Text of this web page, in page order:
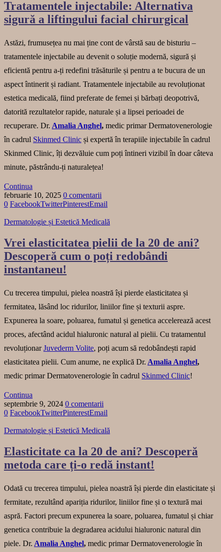
Tratamentele injectabile: Alternativa
sigură a liftingului facial chirurgical
Astăzi, frumusețea nu mai ține cont de vârstă sau de bisturiu –
tratamentele injectabile au devenit o soluție modernă, sigură și
eficientă pentru a-ți redefini trăsăturile și pentru a te bucura de un
aspect întinerit și radiant. Tratamentele injectabile au revoluționat
estetica medicală, fiind preferate de femei și bărbați deopotrivă,
datorită rezultatelor rapide, naturale și a lipsei perioadei de
recuperare. Dr. Amalia Anghel, medic primar Dermatovenerologie
în cadrul Skinmed Clinic și expertă în terapiile injectabile în cadrul
Skinmed Clinic, îți dezvăluie cum poți întineri vizibil în doar câteva
minute, păstrându-ți naturalețea!
Continua
februarie 10, 2025 0 comentarii
0 FacebookTwitterPinterestEmail
Dermatologie și Estetică Medicală
Vrei elasticitatea pielii de la 20 de ani?
Descoperă cum o poți redobândi
instantaneu!
Cu trecerea timpului, pielea noastră își pierde elasticitatea și
fermitatea, lăsând loc ridurilor, liniilor fine și texturii aspre.
Expunerea la soare, poluarea, fumatul și genetica accelerează acest
proces, afectând acidul hialuronic natural al pielii. Cu tratamentul
revoluționarJuvederm Volite, poți acum să redobândești rapid
elasticitatea pielii. Cum anume, ne explică Dr. Amalia Anghel,
medic primar Dermatovenerologie în cadrul Skinmed Clinic!
Continua
septembrie 9, 2024 0 comentarii
0 FacebookTwitterPinterestEmail
Dermatologie și Estetică Medicală
Elasticitate ca la 20 de ani? Descoperă
metoda care ți-o redă instant!
Odată cu trecerea timpului, pielea noastră își pierde din elasticitate și
fermitate, rezultând apariția ridurilor, liniilor fine și o textură mai
aspră. Factori precum expunerea la soare, poluarea, fumatul și chiar
genetica contribuie la degradarea acidului hialuronic natural din
piele. Dr. Amalia Anghel, medic primar Dermatovenerologie în